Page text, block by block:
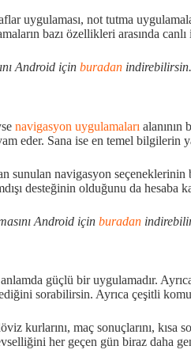
uygulaması, not tutma
bazı özellikleri arasında
Android için buradan indirebilirsin.
navigasyon uygulamaları alanının
eder. Sana ise en temel bilgilerin
sunulan navigasyon seçeneklerinin
desteğinin olduğunu da
Android için buradan
güçlü bir uygulamadır.
sorabilirsin. Ayrıca çeşitli
kurlarını, maç sonuçlarını,
her geçen gün biraz daha